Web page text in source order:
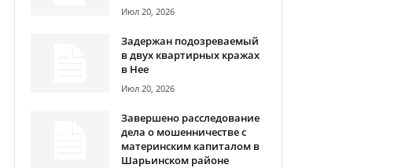
Июл 20, 2026
Задержан подозреваемый
в двух квартирных кражах
в Нее
Июл 20, 2026
Завершено расследование
дела о мошенничестве с
материнским капиталом в
Шарьинском районе